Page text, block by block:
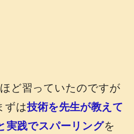
ど習っていたのですが
ずは技術を先生が教えて
実践でスパーリングを